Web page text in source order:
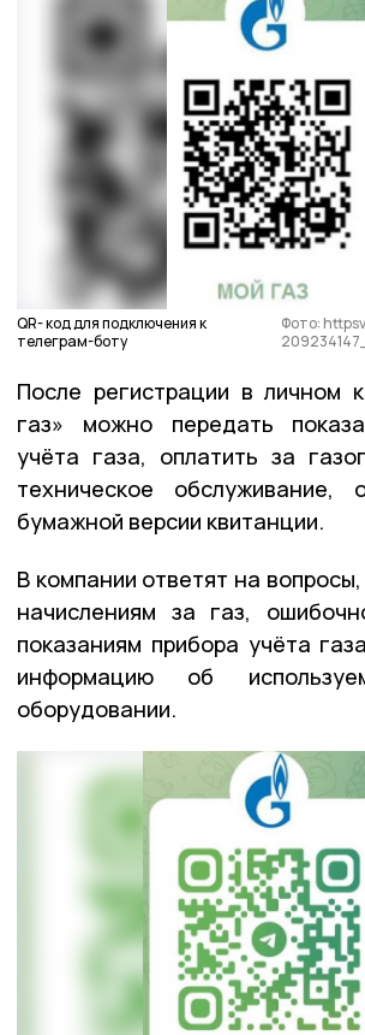
QR- код для подключения к
телеграм-боту
Фото:
После регистрации в личном
газ» можно передать
учёта газа, оплатить за
техническое обслуживание,
бумажной версии квитанции.
В компании ответят на
начислениям за газ,
показаниям прибора учёта
информацию об
оборудовании.